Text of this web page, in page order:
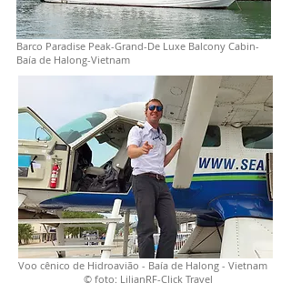
Barco Paradise Peak-Grand-De Luxe Balcony Cabin-
Baía de Halong-Vietnam
Voo cênico de Hidroavião - Baía de Halong - Vietnam
© foto: LilianRF-Click Travel